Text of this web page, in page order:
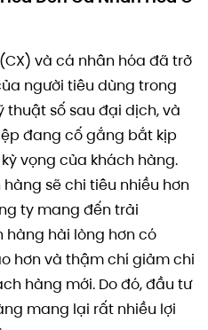
và cá nhân hóa đã trở
người tiêu dùng trong
thuật số sau đại dịch, và
đang cố gắng bắt kịp
vọng của khách hàng.
hàng sẽ chi tiêu nhiều hơn
ty mang đến trải
hàng hài lòng hơn có
hơn và thậm chí giảm chi
hàng mới. Do đó, đầu tư
mang lại rất nhiều lợi